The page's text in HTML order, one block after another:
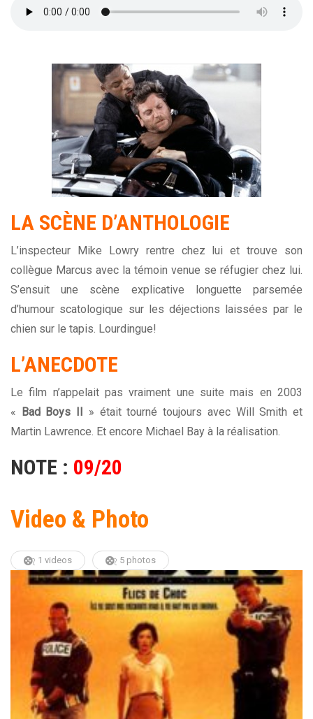
LA SCÈNE D’ANTHOLOGIE
L’inspecteur Mike Lowry rentre chez lui et trouve son
collègue Marcus avec la témoin venue se réfugier chez lui.
S’ensuit une scène explicative longuette parsemée
d’humour scatologique sur les déjections laissées par le
chien sur le tapis. Lourdingue!
L’ANECDOTE
Le film n’appelait pas vraiment une suite mais en 2003
«
Bad Boys II
» était tourné toujours avec Will Smith et
Martin Lawrence. Et encore Michael Bay à la réalisation.
NOTE : 09/20
Video & Photo
1 videos 5 photos